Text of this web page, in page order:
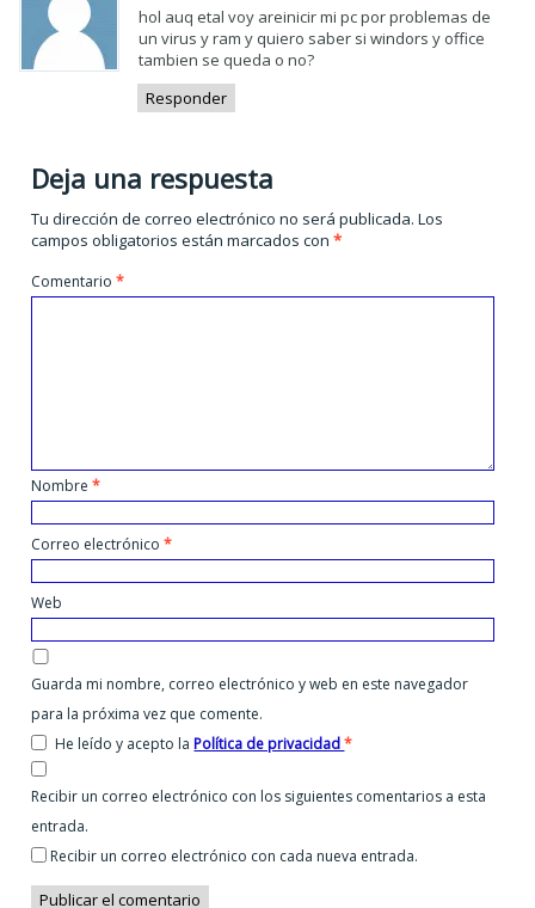
hol auq etal voy areinicir mi pc por problemas de
un virus y ram y quiero saber si windors y office
tambien se queda o no?
Responder
Deja una respuesta
Tu dirección de correo electrónico no será publicada. Los
campos obligatorios están marcados con*
Comentario*
Nombre*
Correo electrónico*
Web
Guarda mi nombre, correo electrónico y web en este navegador
para la próxima vez que comente.
He leído y acepto laPolítica de privacidad*
Recibir un correo electrónico con los siguientes comentarios a esta
entrada.
Recibir un correo electrónico con cada nueva entrada.